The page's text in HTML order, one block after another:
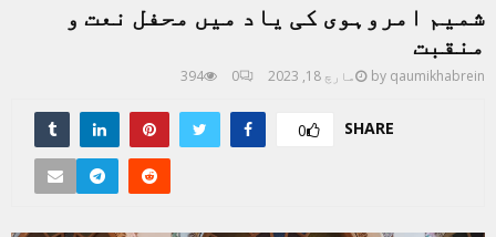
شمیم امروہوی کی یاد میں محفل نعت و
منقبت
by qaumikhabrein مارچ 18, 2023 0
394
SHARE
0